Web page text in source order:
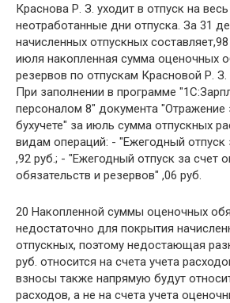
Краснова Р. З. уходит в отпуск на
неотработанные дни отпуска. За 31
начисленных отпускных
июля накопленная сумма оценочных
резервов по отпускам Красновой Р. З.
При заполнении в программе
персоналом 8" документа "Отражение
бухучете" за июль сумма отпускных
видам операций: - "Ежегодный отпуск
,92 руб.; - "Ежегодный отпуск за счет
обязательств и резервов" ,06 руб.
20 Накопленной суммы оценочных
недостаточно для покрытия
отпускных, поэтому недостающая
руб. относится на счета учета
взносы также напрямую будут
расходов, а не на счета учета